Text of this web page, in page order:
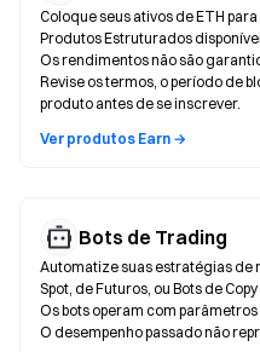
Coloque seus ativos de ETH
Produtos Estruturados
Os rendimentos não são
Revise os termos, o período de
produto antes de se inscrever.
Ver produtos Earn →
Bots de Trading
Automatize suas estratégias de
Spot, de Futuros, ou Bots de
Os bots operam com
O desempenho passado não